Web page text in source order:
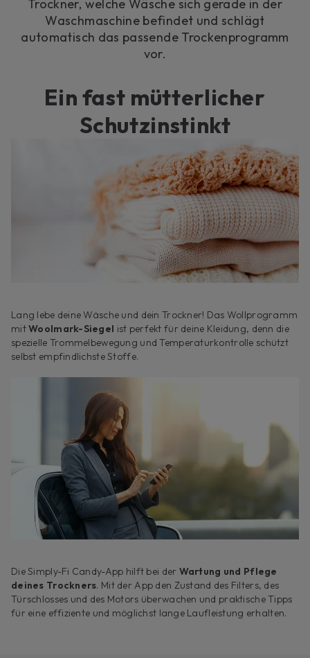
Trockner, welche Wäsche sich gerade in der
Waschmaschine befindet und schlägt
automatisch das passende Trockenprogramm
vor.
Ein fast mütterlicher
Schutzinstinkt
Lang lebe deine Wäsche und dein Trockner! Das Wollprogramm
mitWoolmark-Siegel ist perfekt für deine Kleidung, denn die
spezielle Trommelbewegung und Temperaturkontrolle schützt
selbst empfindlichste Stoffe.
Die Simply-Fi Candy-App hilft bei der Wartung und Pflege
deines Trockners. Mit der App den Zustand des Filters, des
Türschlosses und des Motors überwachen und praktische Tipps
für eine effiziente und möglichst lange Laufleistung erhalten.